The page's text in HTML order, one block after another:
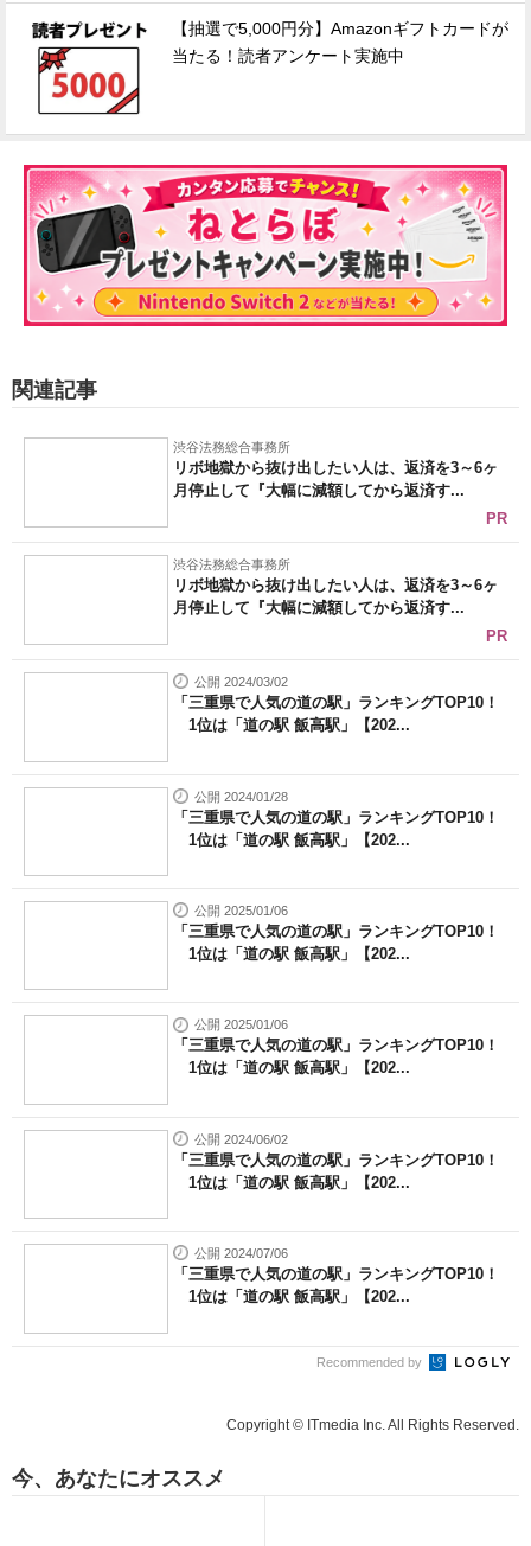
【抽選で5,000円分】Amazonギフトカードが
当たる！読者アンケート実施中
関連記事
渋谷法務総合事務所
リボ地獄から抜け出したい人は、返済を3～6ヶ
月停止して『大幅に減額してから返済す...
PR
渋谷法務総合事務所
リボ地獄から抜け出したい人は、返済を3～6ヶ
月停止して『大幅に減額してから返済す...
PR
公開 2024/03/02
「三重県で人気の道の駅」ランキングTOP10！
1位は「道の駅 飯高駅」【202...
公開 2024/01/28
「三重県で人気の道の駅」ランキングTOP10！
1位は「道の駅 飯高駅」【202...
公開 2025/01/06
「三重県で人気の道の駅」ランキングTOP10！
1位は「道の駅 飯高駅」【202...
公開 2025/01/06
「三重県で人気の道の駅」ランキングTOP10！
1位は「道の駅 飯高駅」【202...
公開 2024/06/02
「三重県で人気の道の駅」ランキングTOP10！
1位は「道の駅 飯高駅」【202...
公開 2024/07/06
「三重県で人気の道の駅」ランキングTOP10！
1位は「道の駅 飯高駅」【202...
Recommended by
Copyright © ITmedia Inc. All Rights Reserved.
今、あなたにオススメ